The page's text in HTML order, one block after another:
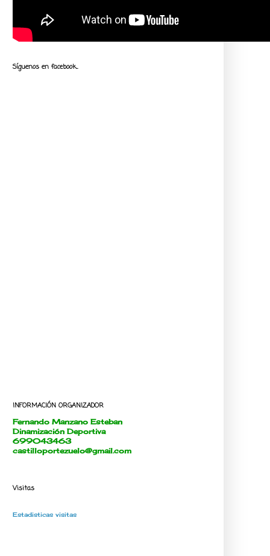
Síguenos en facebook...
INFORMACIÓN ORGANIZADOR
Fernando Manzano Esteban
Dinamización Deportiva
699043463
castilloportezuelo@gmail.com
Visitas
Estadisticas visitas